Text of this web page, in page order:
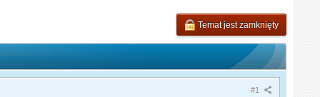
Temat jest zamknięty
#1